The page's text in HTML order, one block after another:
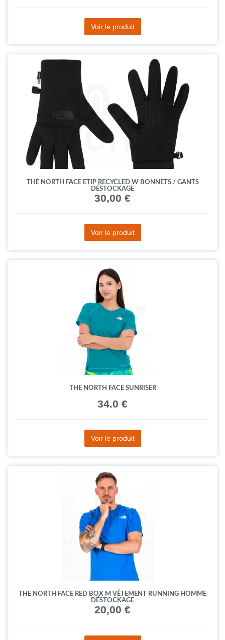
Voir le produit
THE NORTH FACE ETIP RECYCLED W BONNETS / GANTS
DÉSTOCKAGE
30,00 €
Voir le produit
THE NORTH FACE SUNRISER
34.0 €
Voir le produit
THE NORTH FACE RED BOX M VÊTEMENT RUNNING HOMME
DÉSTOCKAGE
20,00 €